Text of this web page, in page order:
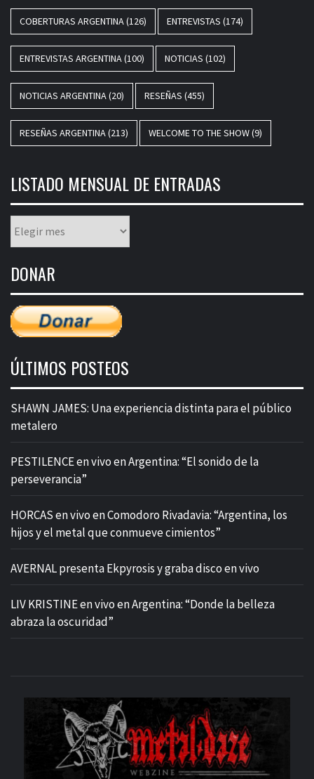
COBERTURAS ARGENTINA (126) ENTREVISTAS (174)
ENTREVISTAS ARGENTINA (100) NOTICIAS (102)
NOTICIAS ARGENTINA (20) RESEÑAS (455)
RESEÑAS ARGENTINA (213) WELCOME TO THE SHOW(9)
LISTADO MENSUAL DE ENTRADAS
mensual
entradas
DONAR
ÚLTIMOS POSTEOS
SHAWN JAMES: Una experiencia distinta para el público
metalero
PESTILENCE en vivo en Argentina: “El sonido de la
perseverancia”
HORCAS en vivo en Comodoro Rivadavia: “Argentina, los
hijos y el metal que conmueve cimientos”
AVERNAL presenta Ekpyrosis y graba disco en vivo
LIV KRISTINE en vivo en Argentina: “Donde la belleza
abraza la oscuridad”